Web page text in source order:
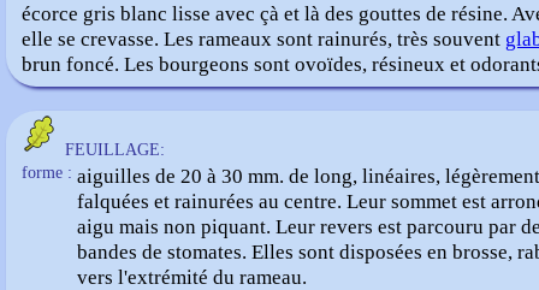
écorce gris blanc lisse avec çà et là des gouttes de résine.
elle se crevasse. Les rameaux sont rainurés, très souvent
brun foncé. Les bourgeons sont ovoïdes, résineux et
FEUILLAGE:
forme : aiguilles de 20 à 30 mm. de long, linéaires, légèrement
falquées et rainurées au centre. Leur sommet est
aigu mais non piquant. Leur revers est parcouru par
bandes de stomates. Elles sont disposées en brosse,
vers l'extrémité du rameau.